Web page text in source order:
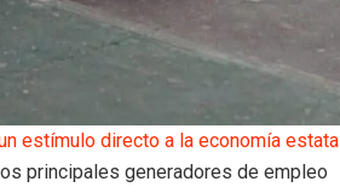
estímulo directo a la economía estatal
principales generadores de empleo